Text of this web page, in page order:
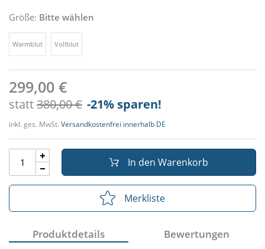
Größe: Bitte wählen
Warmblut Vollblut
299,00 €
statt380,00 € -21% sparen!
inkl. ges. MwSt. Versandkostenfrei innerhalb DE
In den Warenkorb
Merkliste
Produktdetails Bewertungen